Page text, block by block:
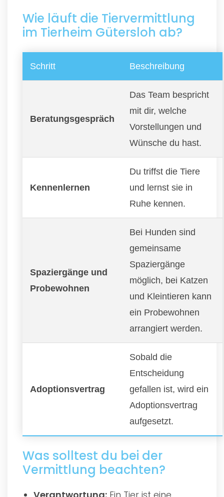
Wie läuft die Tiervermittlung
im Tierheim Gütersloh ab?
Schritt Beschreibung
Beratungsgespräch
Das Team bespricht
mit dir, welche
Vorstellungen und
Wünsche du hast.
Kennenlernen
Du triffst die Tiere
und lernst sie in
Ruhe kennen.
Spaziergänge und
Probewohnen
Bei Hunden sind
gemeinsame
Spaziergänge
möglich, bei Katzen
und Kleintieren kann
ein Probewohnen
arrangiert werden.
Adoptionsvertrag
Sobald die
Entscheidung
gefallen ist, wird ein
Adoptionsvertrag
aufgesetzt.
Was solltest du bei der
Vermittlung beachten?
Verantwortung: Ein Tier ist eine